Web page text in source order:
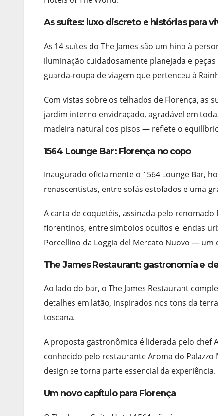
As suítes: luxo discreto e histórias para
As 14 suítes do The James são um hino à
iluminação cuidadosamente planejada e
guarda-roupa de viagem que pertenceu à
Com vistas sobre os telhados de Florença, as
jardim interno envidraçado, agradável em
madeira natural dos pisos — reflete o
1564 Lounge Bar: Florença no copo
Inaugurado oficialmente o 1564 Lounge Bar,
renascentistas, entre sofás estofados e uma
A carta de coquetéis, assinada pelo
florentinos, entre símbolos ocultos e lendas
Porcellino da Loggia del Mercato Nuovo —
The James Restaurant: gastronomia e
Ao lado do bar, o The James Restaurant
detalhes em latão, inspirados nos tons da
toscana.
A proposta gastronômica é liderada pelo chef
conhecido pelo restaurante Aroma do
design se torna parte essencial da experiência.
Um novo capítulo para Florença